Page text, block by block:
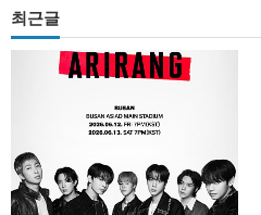
최근글
서
트